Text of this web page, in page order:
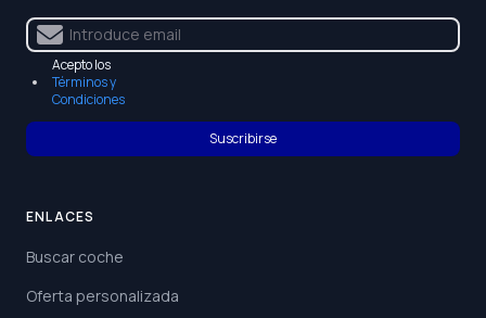
Acepto los
Términos y
Condiciones
Suscribirse
ENLACES
Buscar coche
Oferta personalizada